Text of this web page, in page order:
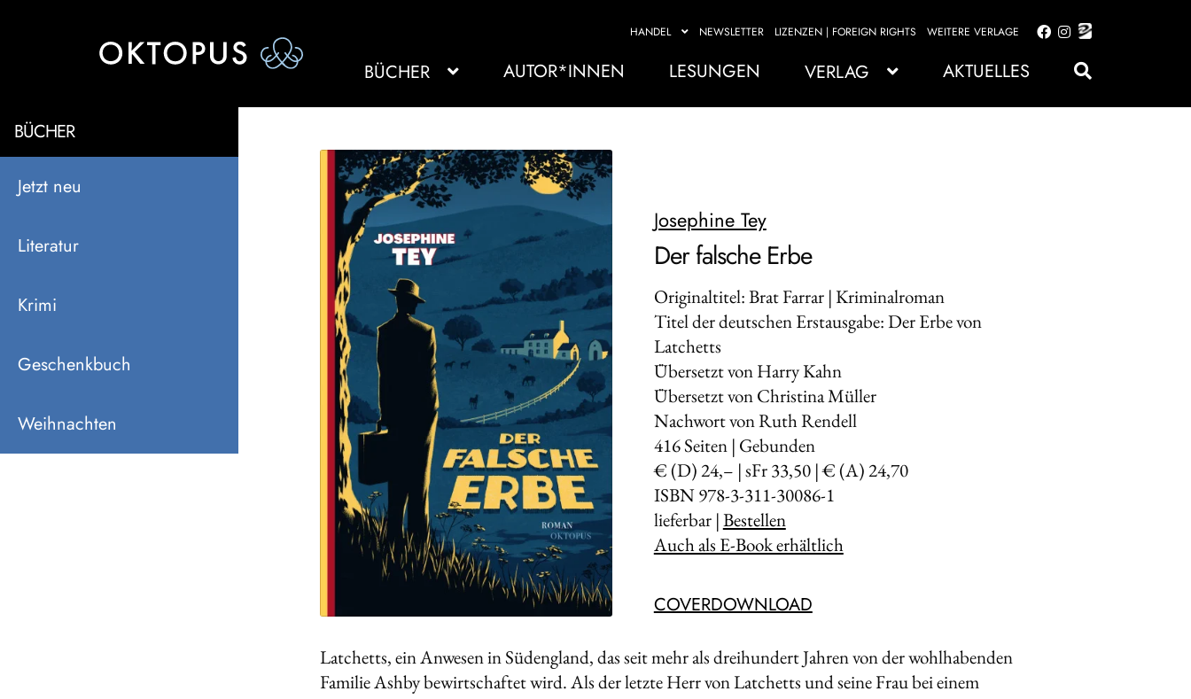
HANDEL NEWSLETTER LIZENZEN | FOREIGN RIGHTS WEITERE VERLAGE
Zur
springen
Zum
springen
BÜCHER AUTOR*INNEN LESUNGEN VERLAG AKTUELLES
BÜCHER
Jetzt neu
Literatur
Krimi
Geschenkbuch
Weihnachten
Josephine Tey
Der falsche Erbe
Originaltitel: Brat Farrar | Kriminalroman
Titel der deutschen Erstausgabe: Der Erbe von
Latchetts
Übersetzt von Harry Kahn
Übersetzt von Christina Müller
Nachwort von Ruth Rendell
416Seiten | Gebunden
€ (D) 24,– | sFr 33,50 | € (A) 24,70
ISBN 978-3-311-30086-1
lieferbar |Bestellen
Auch als E-Book erhältlich
COVERDOWNLOAD
Latchetts, ein Anwesen in Südengland, das seit mehr als dreihundert Jahren von der wohl­habenden
Familie Ashby bewirtschaftet wird. Als der letzte Herr von Latchetts und seine Frau bei einem